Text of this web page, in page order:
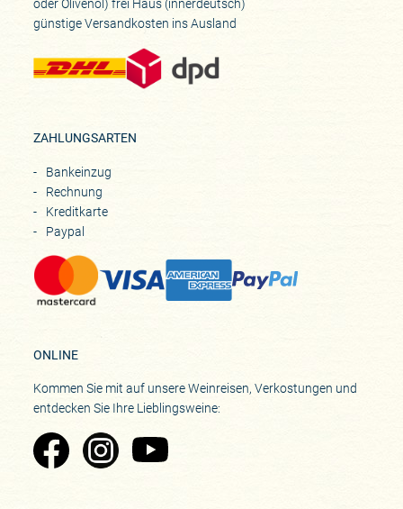
oder Olivenöl) frei Haus (innerdeutsch)
günstige Versandkosten ins Ausland
ZAHLUNGSARTEN
Bankeinzug
Rechnung
Kreditkarte
Paypal
ONLINE
Kommen Sie mit auf unsere Weinreisen, Verkostungen und
entdecken Sie Ihre Lieblingsweine:
Zu Pinard's Facebook-Seite
Zu Pinard's Instagram-Seite
Zu Pinard's YouTube-Seite